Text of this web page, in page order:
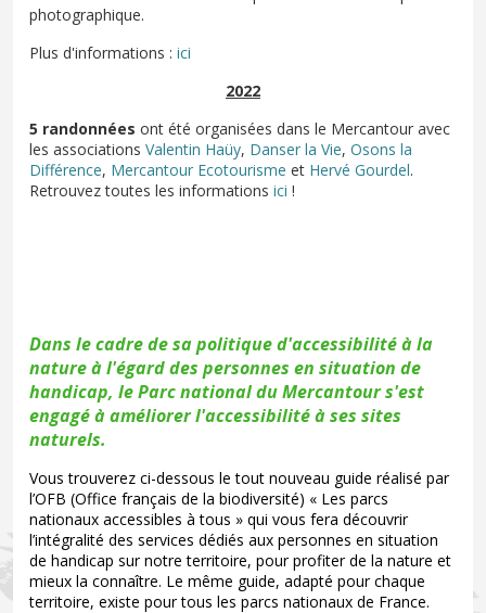
photographique.
Plus d'informations : ici
2022
5 randonnées ont été organisées dans le Mercantour avec
les associations Valentin Haüy, Danser la Vie, Osons la
Différence, Mercantour Ecotourisme et Hervé Gourdel.
Retrouvez toutes les informations ici !
Dans le cadre de sa politique d'accessibilité à la
nature à l'égard des personnes en situation de
handicap, le Parc national du Mercantour s'est
engagé à améliorer l'accessibilité à ses sites
naturels.
Vous trouverez ci-dessous le tout nouveau guide réalisé par
l’OFB (Office français de la biodiversité) « Les parcs
nationaux accessibles à tous » qui vous fera découvrir
l’intégralité des services dédiés aux personnes en situation
de handicap sur notre territoire, pour profiter de la nature et
mieux la connaître. Le même guide, adapté pour chaque
territoire, existe pour tous les parcs nationaux de France.